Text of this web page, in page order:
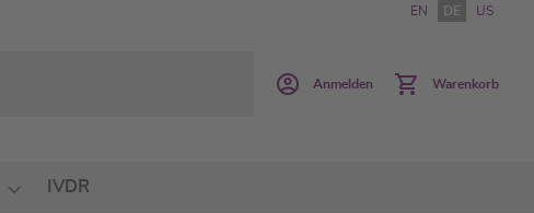
EN DE US
Anmelden Warenkorb
IVDR